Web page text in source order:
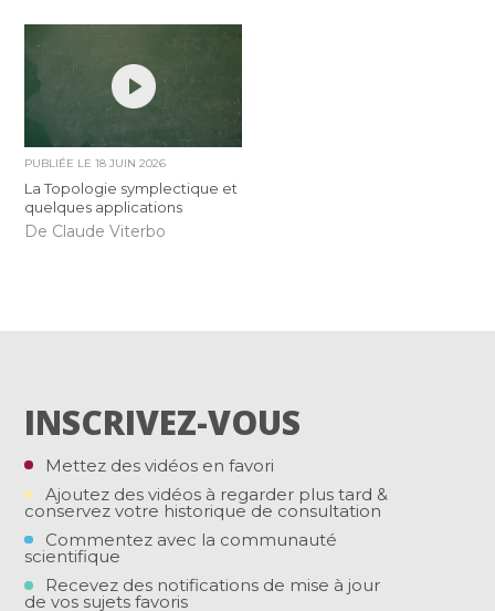
PUBLIÉE LE18 JUIN 2026
La Topologie symplectique et
quelques applications
De Claude Viterbo
INSCRIVEZ-VOUS
Mettez des vidéos en favori
Ajoutez des vidéos à regarder plus tard &
conservez votre historique de consultation
Commentez avec la communauté
scientifique
Recevez des notifications de mise à jour
de vos sujets favoris